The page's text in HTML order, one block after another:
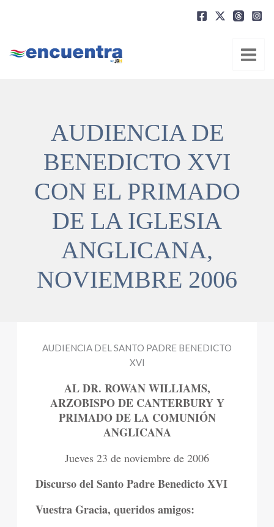
AUDIENCIA DE
BENEDICTO XVI
CON EL PRIMADO
DE LA IGLESIA
ANGLICANA,
NOVIEMBRE 2006
AUDIENCIA DEL SANTO PADRE BENEDICTO
XVI
AL DR. ROWAN WILLIAMS,
ARZOBISPO DE CANTERBURY Y
PRIMADO DE LA COMUNIÓN
ANGLICANA
Jueves 23 de noviembre de 2006
Discurso del Santo Padre Benedicto XVI
Vuestra Gracia, queridos amigos: